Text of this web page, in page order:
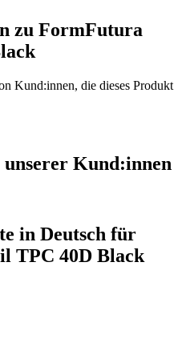
zu FormFutura
Kund:innen, die dieses Produkt
Kund:innen
in Deutsch für
TPC 40D Black